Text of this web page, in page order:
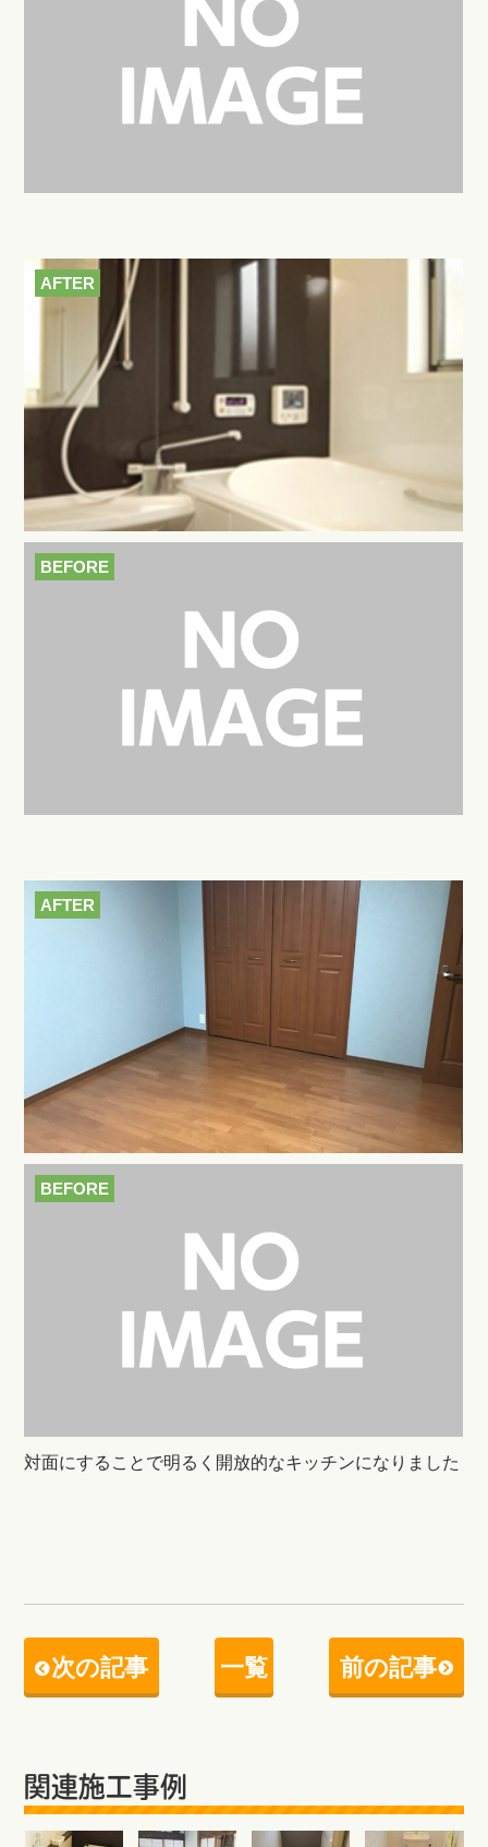
AFTER
BEFORE
AFTER
BEFORE
対面にすることで明るく開放的なキッチンになりました
次の記事 一覧 前の記事
関連施工事例